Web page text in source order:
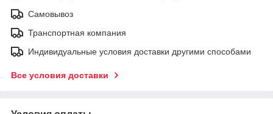
Самовывоз
Транспортная компания
Индивидуальные условия доставки другими способами
Все условия доставки